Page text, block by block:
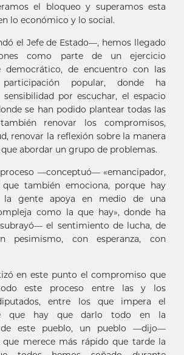
el bloqueo y superamos esta
lo económico y lo social.
el Jefe de Estado—, hemos llegado
como parte de un ejercicio
democrático, de encuentro con las
popular, donde ha
por escuchar, el espacio
se han podido plantear todas las
renovar los compromisos,
renovar la reflexión sobre la manera
abordar un grupo de problemas.
—conceptuó— «emancipador,
que también emociona, porque hay
gente apoya en medio de una
como la que hay», donde ha
el sentimiento de lucha, de
pesimismo, con esperanza, con
en este punto el compromiso que
este proceso entre las y los
entre los que impera el
que hay que darlo todo en la
de este pueblo, un pueblo —dijo—
que merece más rápido que tarde la